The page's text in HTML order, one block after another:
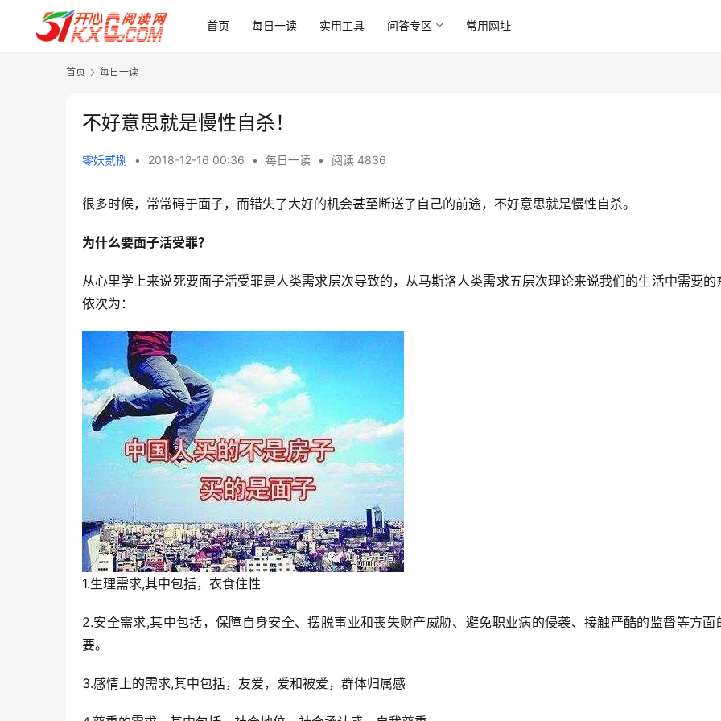
首页 每日一读 实用工具 问答专区 常用网址
首页 每日一读
不好意思就是慢性自杀！
零妖贰捌 • 2018-12-16 00:36 • 每日一读 • 阅读 4836
很多时候，常常碍于面子，而错失了大好的机会甚至断送了自己的前途，不好意思就是慢性自杀。
为什么要面子活受罪？
从心里学上来说死要面子活受罪是人类需求层次导致的，从马斯洛人类需求五层次理论来说我们的生活中需要的
依次为：
1.生理需求,其中包括，衣食住性
2.安全需求,其中包括，保障自身安全、摆脱事业和丧失财产威胁、避免职业病的侵袭、接触严酷的监督等方面
要。
3.感情上的需求,其中包括，友爱，爱和被爱，群体归属感